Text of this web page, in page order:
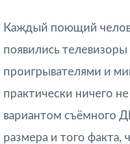
Каждый поющий
появились
проигрывателями и
практически ничего
вариантом съёмного
размера и того факта,